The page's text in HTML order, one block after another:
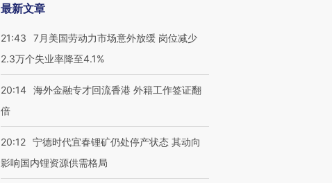
最新文章
21:43
7月美国劳动力市场意外放缓 岗位减少
2.3万个失业率降至4.1%
20:14 海外金融专才回流香港 外籍工作签证翻
倍
20:12 宁德时代宜春锂矿仍处停产状态 其动向
影响国内锂资源供需格局